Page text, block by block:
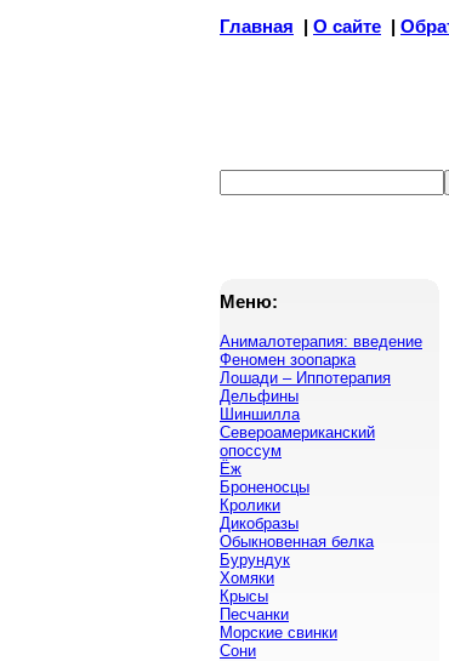
Главная | О сайте |
Меню:
Анималотерапия: введение
Феномен зоопарка
Лошади – Иппотерапия
Дельфины
Шиншилла
Североамериканский
опоссум
Ёж
Броненосцы
Кролики
Дикобразы
Обыкновенная белка
Бурундук
Хомяки
Крысы
Песчанки
Морские свинки
Сони